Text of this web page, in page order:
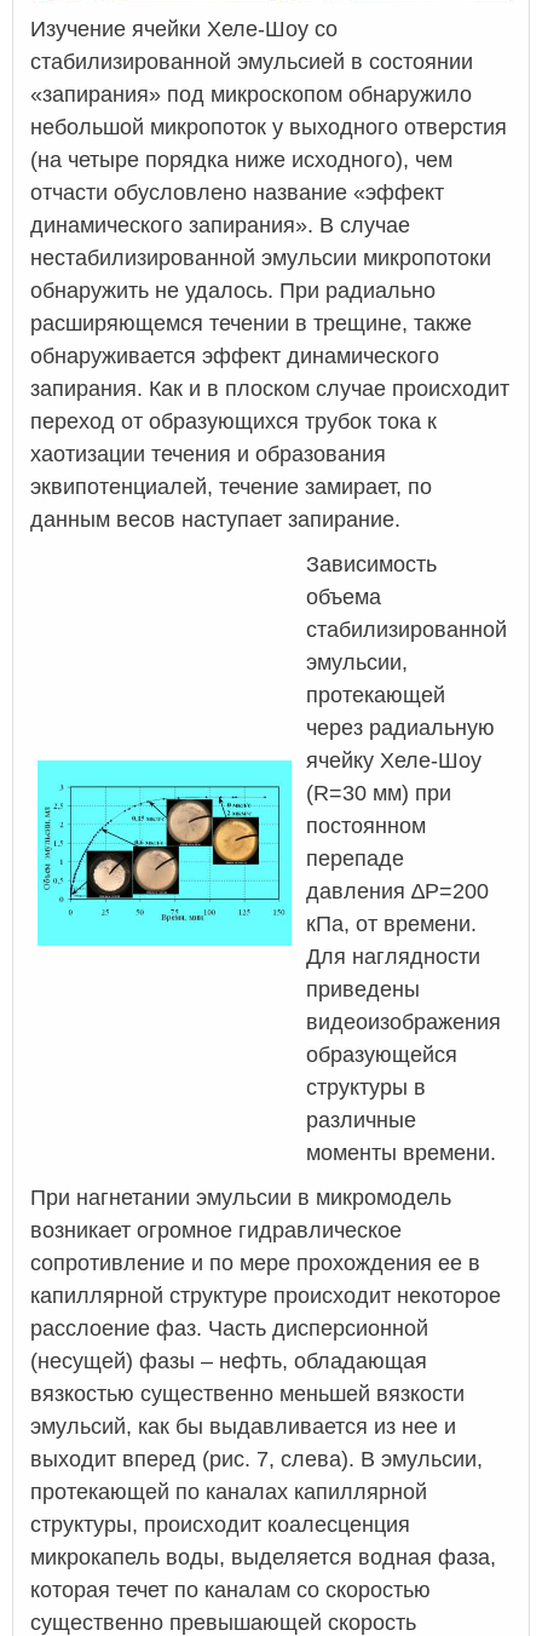
Изучение ячейки Хеле-Шоу со
стабилизированной эмульсией в состоянии
«запирания» под микроскопом обнаружило
небольшой микропоток у выходного отверстия
(на четыре порядка ниже исходного), чем
отчасти обусловлено название «эффект
динамического запирания». В случае
нестабилизированной эмульсии микропотоки
обнаружить не удалось. При радиально
расширяющемся течении в трещине, также
обнаруживается эффект динамического
запирания. Как и в плоском случае происходит
переход от образующихся трубок тока к
хаотизации течения и образования
эквипотенциалей, течение замирает, по
данным весов наступает запирание.
Зависимость
объема
стабилизированной
эмульсии,
протекающей
через радиальную
ячейку Хеле-Шоу
(R=30 мм) при
постоянном
перепаде
давления ∆P=200
кПа, от времени.
Для наглядности
приведены
видеоизображения
образующейся
структуры в
различные
моменты времени.
При нагнетании эмульсии в микромодель
возникает огромное гидравлическое
сопротивление и по мере прохождения ее в
капиллярной структуре происходит некоторое
расслоение фаз. Часть дисперсионной
(несущей) фазы – нефть, обладающая
вязкостью существенно меньшей вязкости
эмульсий, как бы выдавливается из нее и
выходит вперед (рис. 7, слева). В эмульсии,
протекающей по каналах капиллярной
структуры, происходит коалесценция
микрокапель воды, выделяется водная фаза,
которая течет по каналам со скоростью
существенно превышающей скорость